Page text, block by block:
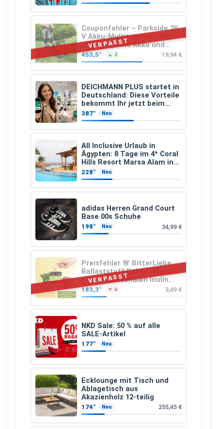
VERPASST
Couponfehler – Parkside 20
V Akku-Multitrimmer PAMT
20-Li A1 (ohne Akku und
Ladegerät)
453,5° ▲ 2 19,94 €
DEICHMANN PLUS startet in
Deutschland: Diese Vorteile
bekommt Ihr jetzt beim
Schuhkauf
387° Neu
All Inclusive Urlaub in
Ägypten: 8 Tage im 4* Coral
Hills Resort Marsa Alam inkl.
Flüge ab 299 € p.P.
228° Neu
adidas Herren Grand Court
Base 00s Schuhe
198° Neu 34,99 €
VERPASST
Preisfehler 🚨 BitterLiebe
Ballaststoff Pulver (Mix aus
Flohsamenschalen Inulin
(Präbiotika) Leinsamen &
Apfelfaser)
183,3° ▼ 6 3,49 €
NKD Sale: 50 % auf alle
SALE-Artikel
177° Neu
Ecklounge mit Tisch und
Ablagetisch aus
Akazienholz 12-teilig
174° Neu 255,45 €